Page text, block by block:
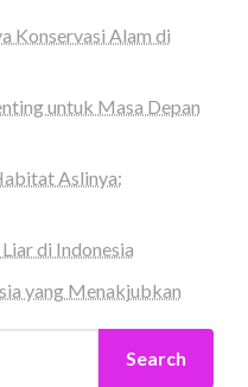
Konservasi Alam di
untuk Masa Depan
Aslinya:
di Indonesia
yang Menakjubkan